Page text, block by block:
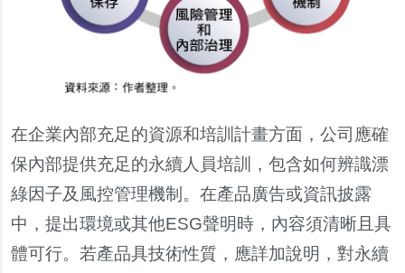
在企業內部充足的資源和培訓計畫方面，公司應確
保內部提供充足的永續人員培訓，包含如何辨識漂
綠因子及風控管理機制。在產品廣告或資訊披露
中，提出環境或其他ESG聲明時， 內容須清晰且具
體可行。若產品具技術性質，應詳加說明，對永續